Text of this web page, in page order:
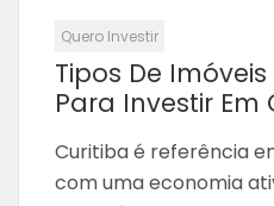
Quero Investir
Tipos De
Para Investir Em
Curitiba é referência
com uma economia